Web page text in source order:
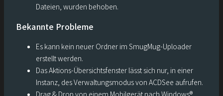
Dateien, wurden behoben.
Bekannte Probleme
Es kann kein neuer Ordner im SmugMug-Uploader
erstellt werden.
Das Aktions-Übersichtsfenster lässt sich nur, in einer
Instanz, des Verwaltungsmodus von ACDSee aufrufen.
Drag & Drop von einem Mobilgerät nach Windows®